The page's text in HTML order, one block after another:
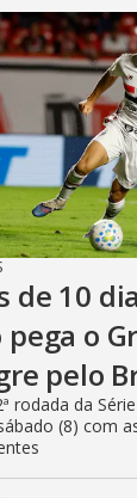
de 10
pega o
pelo
rodada da
(8) com